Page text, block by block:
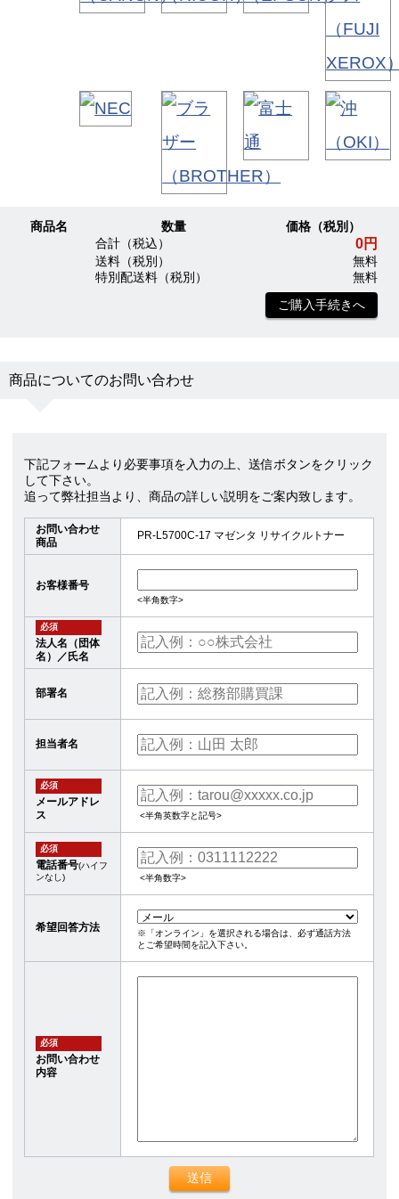
商品名 数量
価格（税別）
合計（税込）
0円
送料（税別）
無料
特別配送料（税別）
無料
ご購入手続きへ
商品についてのお問い合わせ
下記フォームより必要事項を入力の上、送信ボタンをクリック
して下さい。
追って弊社担当より、商品の詳しい説明をご案内致します。
お問い合わせ
商品
PR-L5700C-17 マゼンタ リサイクルトナー
お客様番号
<半角数字>
必須
法人名（団体
名）／氏名
部署名
担当者名
必須
メールアドレ
ス
<半角英数字と記号>
必須
電話番号(ハイフ
ンなし)
<半角数字>
希望回答方法
※「オンライン」を選択される場合は、必ず通話方法
とご希望時間を記入下さい。
必須
お問い合わせ
内容